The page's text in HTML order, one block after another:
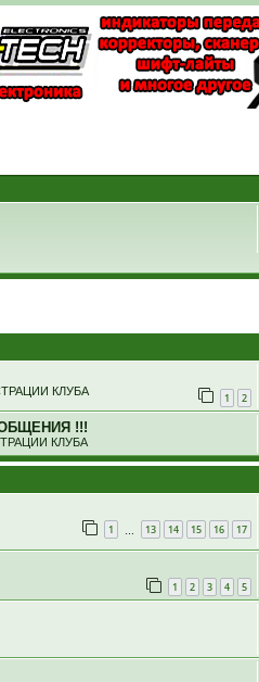
КЛУБА 1 2
!!!
КЛУБА
1 13 14 15 16 17
1 2 3 4 5